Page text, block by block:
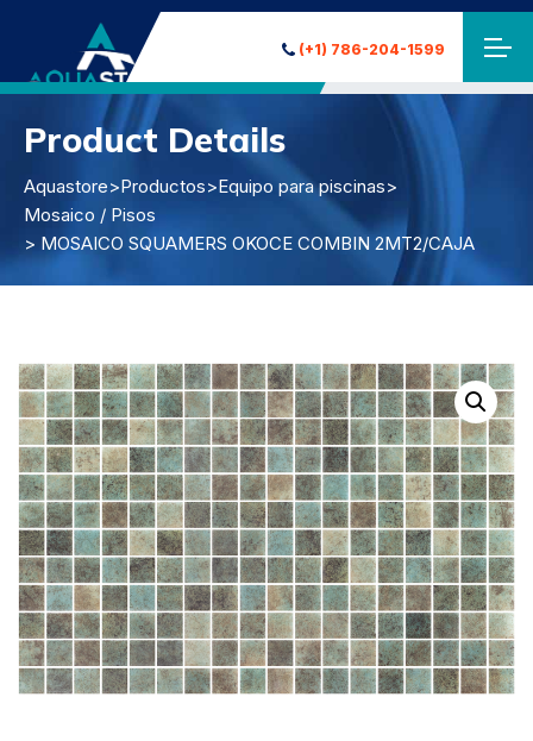
(+1) 786-204-1599
Product Details
Aquastore>Productos>Equipo para piscinas>
Mosaico / Pisos
> MOSAICO SQUAMERS OKOCE COMBIN 2MT2/CAJA